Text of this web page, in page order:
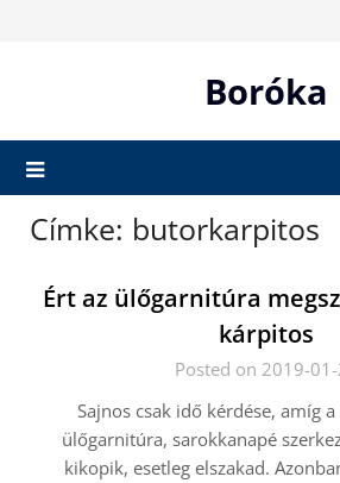
Boróka
Címke: butorkarpitos
Ért az ülőgarnitúra
kárpitos
Posted on 2019-
Sajnos csak idő kérdése, amíg
ülőgarnitúra, sarokkanapé
kikopik, esetleg elszakad.